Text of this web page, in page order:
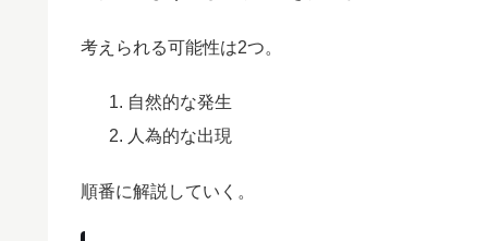
考えられる可能性は2つ。
自然的な発生
人為的な出現
順番に解説していく。